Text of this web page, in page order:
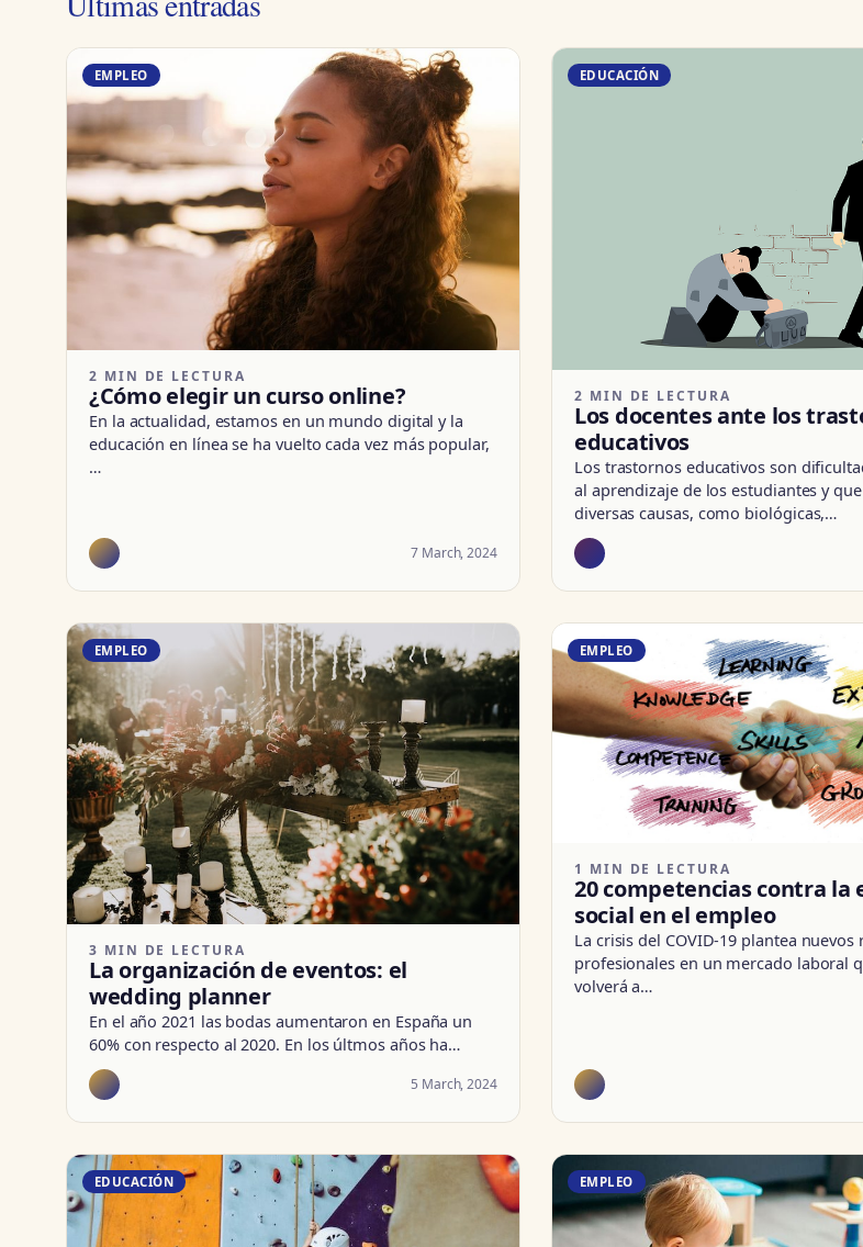
EMPLEO
2 MIN DE LECTURA
¿Cómo elegir un curso online?
En la actualidad, estamos en un mundo digital y la
educación en línea se ha vuelto cada vez más popular,
…
7 March, 2024
EDUCACIÓN
2 MIN DE LECTURA
Los docentes ante los
educativos
Los trastornos educativos son
al aprendizaje de los estudiantes y
diversas causas, como biológicas,…
EMPLEO
3 MIN DE LECTURA
La organización de eventos: el
wedding planner
En el año 2021 las bodas aumentaron en España un
60% con respecto al 2020. En los últmos años ha…
5 March, 2024
EMPLEO
1 MIN DE LECTURA
20 competencias contra la
social en el empleo
La crisis del COVID-19 plantea
profesionales en un mercado laboral
volverá a…
EDUCACIÓN EMPLEO